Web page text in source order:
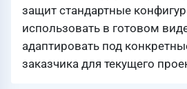
защит стандартные
использовать в готовом
адаптировать под
заказчика для текущего